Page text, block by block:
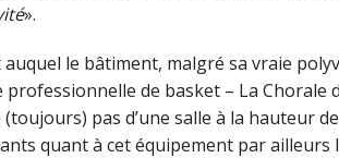
».
le bâtiment, malgré sa vraie
de basket – La Chorale
pas d’une salle à la hauteur
quant à cet équipement par